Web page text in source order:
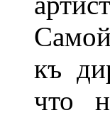
къ
что